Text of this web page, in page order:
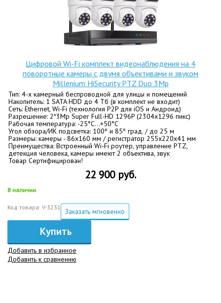
Цифровой Wi-Fi комплект видеонаблюдения на 4
поворотные камеры с двумя объективами и звуком
Millenium HiSecurity PTZ Duo 3Mp
Тип: 4-х камерный беспроводной для улицы и помещений
Накопитель: 1 SATA HDD до 4 Тб (в комплект не входит)
Сеть: Ethernet, Wi-Fi (технология P2P для iOS и Андроид)
Разрешение: 2*3Mp Super Full-HD 1296P (2304x1296 пикс)
Рабочая температура: -25°C…+50°C
Угол обзора/ИК подсветка: 100º и 85º град. / до 25 м
Размеры: камеры - 86x160 мм / регистратор 255х220х41 мм
Преимущества: Встроенный Wi-Fi роутер, управление PTZ,
детекция человека, камеры имеют 2 объектива, звук
Товар Сертифицирован!
22 900 руб.
В наличии
Код товара: V-3231 Заказать мгновенно
Купить
Добавить в избранное
Добавить к сравнению